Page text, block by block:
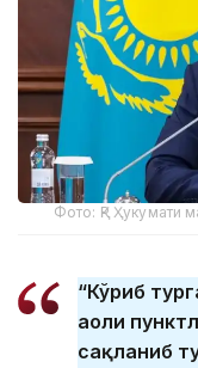
Фото: ҚР Ҳукумати
“Кўриб
аҳоли
сақланиб